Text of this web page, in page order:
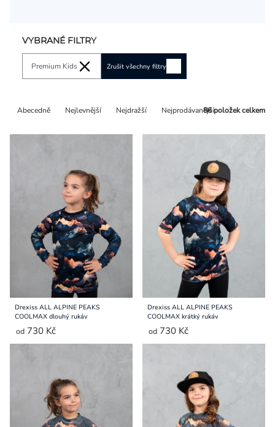
Řazení
Abecedně Nejlevnější Nejdražší Nejprodávanější
86položek celkem
VYBRANÉ FILTRY
Premium Kids Zrušit všechny filtry
Drexiss ALL ALPINE PEAKS
COOLMAX dlouhý rukáv
od 730 Kč
Drexiss ALL ALPINE PEAKS
COOLMAX krátký rukáv
od 730 Kč